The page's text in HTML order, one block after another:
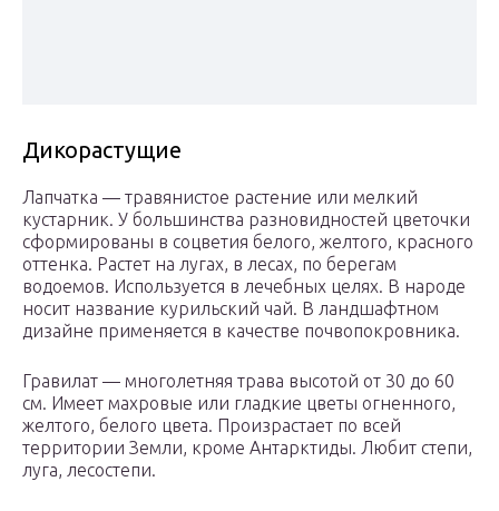
Дикорастущие
Лапчатка — травянистое растение или мелкий
кустарник. У большинства разновидностей цветочки
сформированы в соцветия белого, желтого, красного
оттенка. Растет на лугах, в лесах, по берегам
водоемов. Используется в лечебных целях. В народе
носит название курильский чай. В ландшафтном
дизайне применяется в качестве почвопокровника.
Гравилат — многолетняя трава высотой от 30 до 60
см. Имеет махровые или гладкие цветы огненного,
желтого, белого цвета. Произрастает по всей
территории Земли, кроме Антарктиды. Любит степи,
луга, лесостепи.